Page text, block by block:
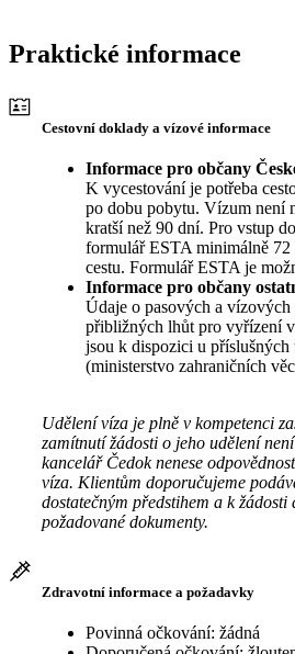
Praktické informace
Cestovní doklady a vízové informace
Informace pro občany
K vycestování je potřeba
po dobu pobytu. Vízum není
kratší než 90 dní. Pro vstup
formulář ESTA minimálně 72
cestu. Formulář ESTA je
Informace pro občany
Údaje o pasových a vízových
přibližných lhůt pro vyřízení
jsou k dispozici u příslušných
(ministerstvo zahraničních
Udělení víza je plně v kompetenci
zamítnutí žádosti o jeho udělení
kancelář Čedok nenese
víza. Klientům doporučujeme
dostatečným předstihem a k žádosti
požadované dokumenty.
Zdravotní informace a požadavky
Povinná očkování: žádná